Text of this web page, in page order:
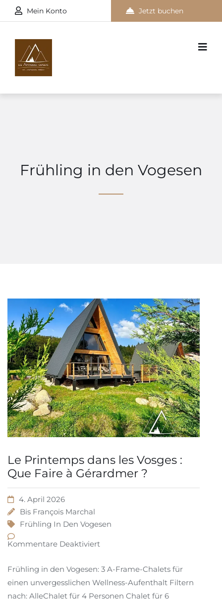
Mein Konto Jetzt buchen
Frühling in den Vogesen
Le Printemps dans les Vosges :
Que Faire à Gérardmer ?
4. April 2026
Bis François Marchal
Frühling In Den Vogesen
Kommentare Deaktiviert
Frühling in den Vogesen: 3 A-Frame-Chalets für
einen unvergesslichen Wellness-Aufenthalt Filtern
nach: AlleChalet für 4 Personen Chalet für 6